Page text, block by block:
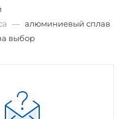
— алюминиевый сплав
выбор